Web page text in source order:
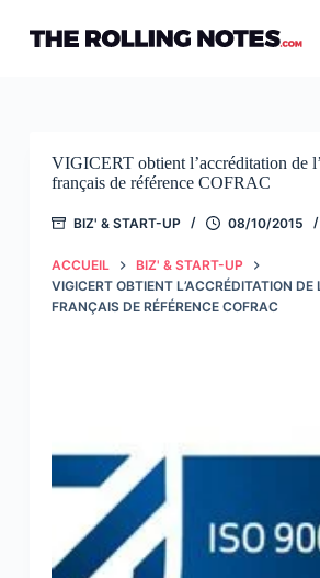
contenu
VIGICERT obtient l’accréditation de
français de référence COFRAC
BIZ' & START-UP 08/10/2015
ACCUEIL
BIZ' & START-UP
VIGICERT OBTIENT L’ACCRÉDITATION DE
FRANÇAIS DE RÉFÉRENCE COFRAC